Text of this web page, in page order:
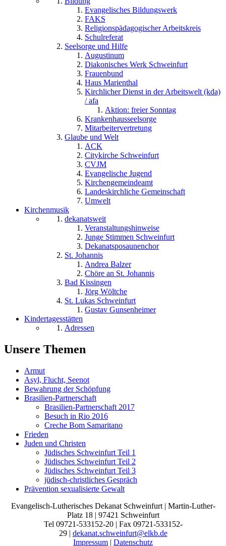
Evangelisches Bildungswerk
FAKS
Religionspädagogischer Arbeitskreis
Schulreferat
Seelsorge und Hilfe
Augustinum
Diakonisches Werk Schweinfurt
Frauenbund
Haus Marienthal
Kirchlicher Dienst in der Arbeitswelt (kda)
/ afa
Aktion: freier Sonntag
Krankenhausseelsorge
Mitarbeitervertretung
Glaube und Welt
ACK
Citykirche Schweinfurt
CVJM
Evangelische Jugend
Kirchengemeindeamt
Landeskirchliche Gemeinschaft
Umwelt
Kirchenmusik
dekanatsweit
Veranstaltungshinweise
Junge Stimmen Schweinfurt
Dekanatsposaunenchor
St. Johannis
Andrea Balzer
Chöre an St. Johannis
Bad Kissingen
Jörg Wöltche
St. Lukas Schweinfurt
Gustav Gunsenheimer
Kindertagesstätten
Adressen
Unsere Themen
Armut
Asyl, Flucht, Seenot
Bewahrung der Schöpfung
Brasilien-Partnerschaft
Brasilien-Partnerschaft 2017
Besuch in Rio 2016
Creche Bom Samaritano
Frieden
Juden und Christen
Jüdisches Schweinfurt Teil 1
Jüdisches Schweinfurt Teil 2
Jüdisches Schweinfurt Teil 3
jüdisch-christliches Gespräch
Prävention sexualisierte Gewalt
Evangelisch-Lutherisches Dekanat Schweinfurt | Martin-Luther-
Platz 18 | 97421 Schweinfurt
Tel 09721-533152-20 | Fax 09721-533152-
29 | dekanat.schweinfurt@elkb.de
Impressum | Datenschutz